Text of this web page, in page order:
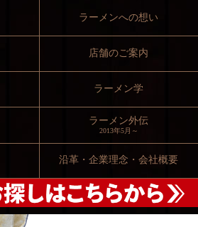
ラーメンへの想い
店舗のご案内
ラーメン学
ラーメン外伝
2013年5月～
沿革・企業理念・会社概要